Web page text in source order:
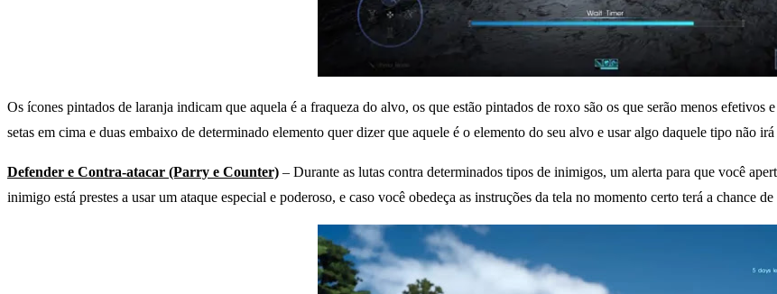
Os ícones pintados de laranja indicam que aquela é a fraqueza do alvo, os que estão pintados de roxo são os que serão menos efetivos
setas em cima e duas embaixo de determinado elemento quer dizer que aquele é o elemento do seu alvo e usar algo daquele tipo não
Defender e Contra-atacar (Parry e Counter) – Durante as lutas contra determinados tipos de inimigos, um alerta para que você
inimigo está prestes a usar um ataque especial e poderoso, e caso você obedeça as instruções da tela no momento certo terá a chance